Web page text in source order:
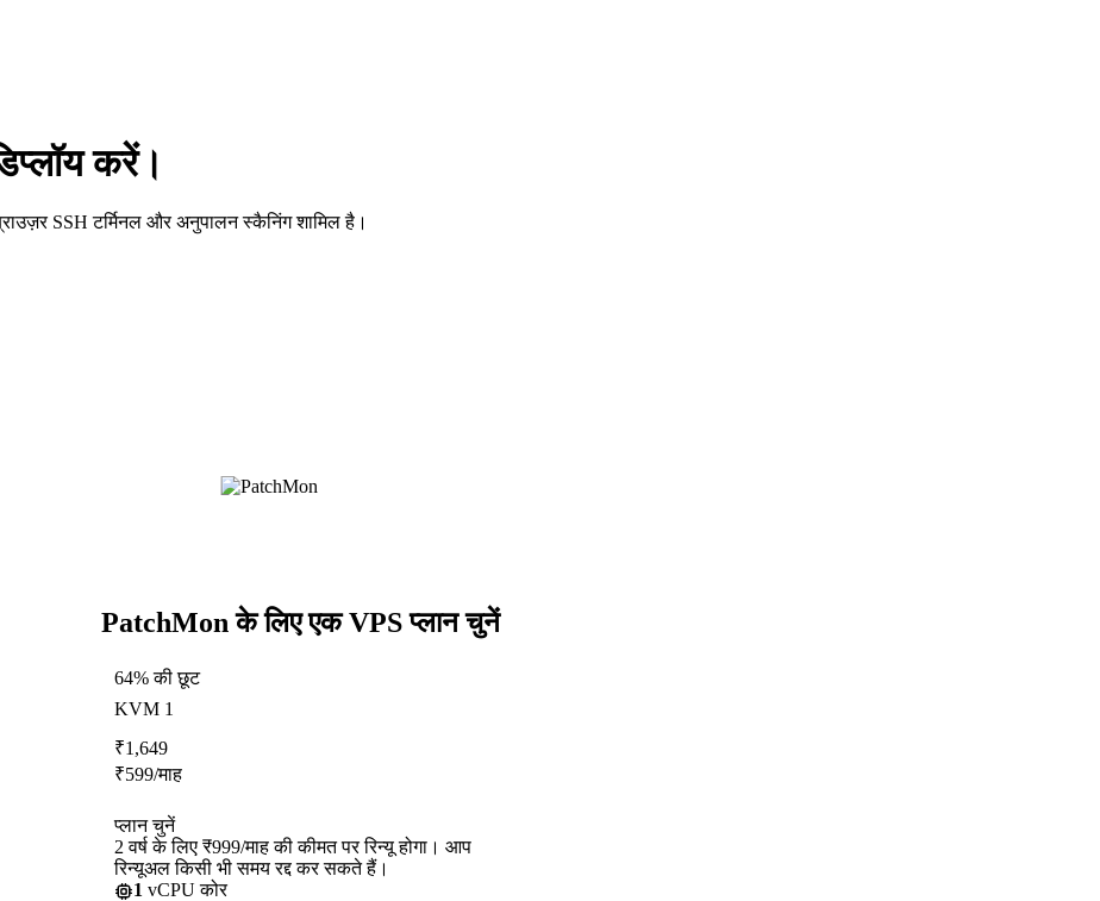
करें।
SSH टर्मिनल और अनुपालन स्कैनिंग शामिल है।
PatchMon के लिए एक VPS प्लान चुनें
64% की छूट
KVM 1
₹1,649
₹599/माह
प्लान चुनें
2 वर्ष के लिए ₹999/माह की कीमत पर रिन्यू होगा। आप
रिन्यूअल किसी भी समय रद्द कर सकते हैं।
1 vCPU कोर